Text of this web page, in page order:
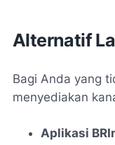
Alternatif
Bagi Anda yang
menyediakan
Aplikasi